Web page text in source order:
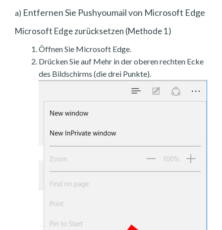
a) Entfernen Sie Pushyoumail von Microsoft Edge
Microsoft Edge zurücksetzen (Methode 1)
Öffnen Sie Microsoft Edge.
Drücken Sie auf Mehr in der oberen rechten Ecke
des Bildschirms (die drei Punkte).